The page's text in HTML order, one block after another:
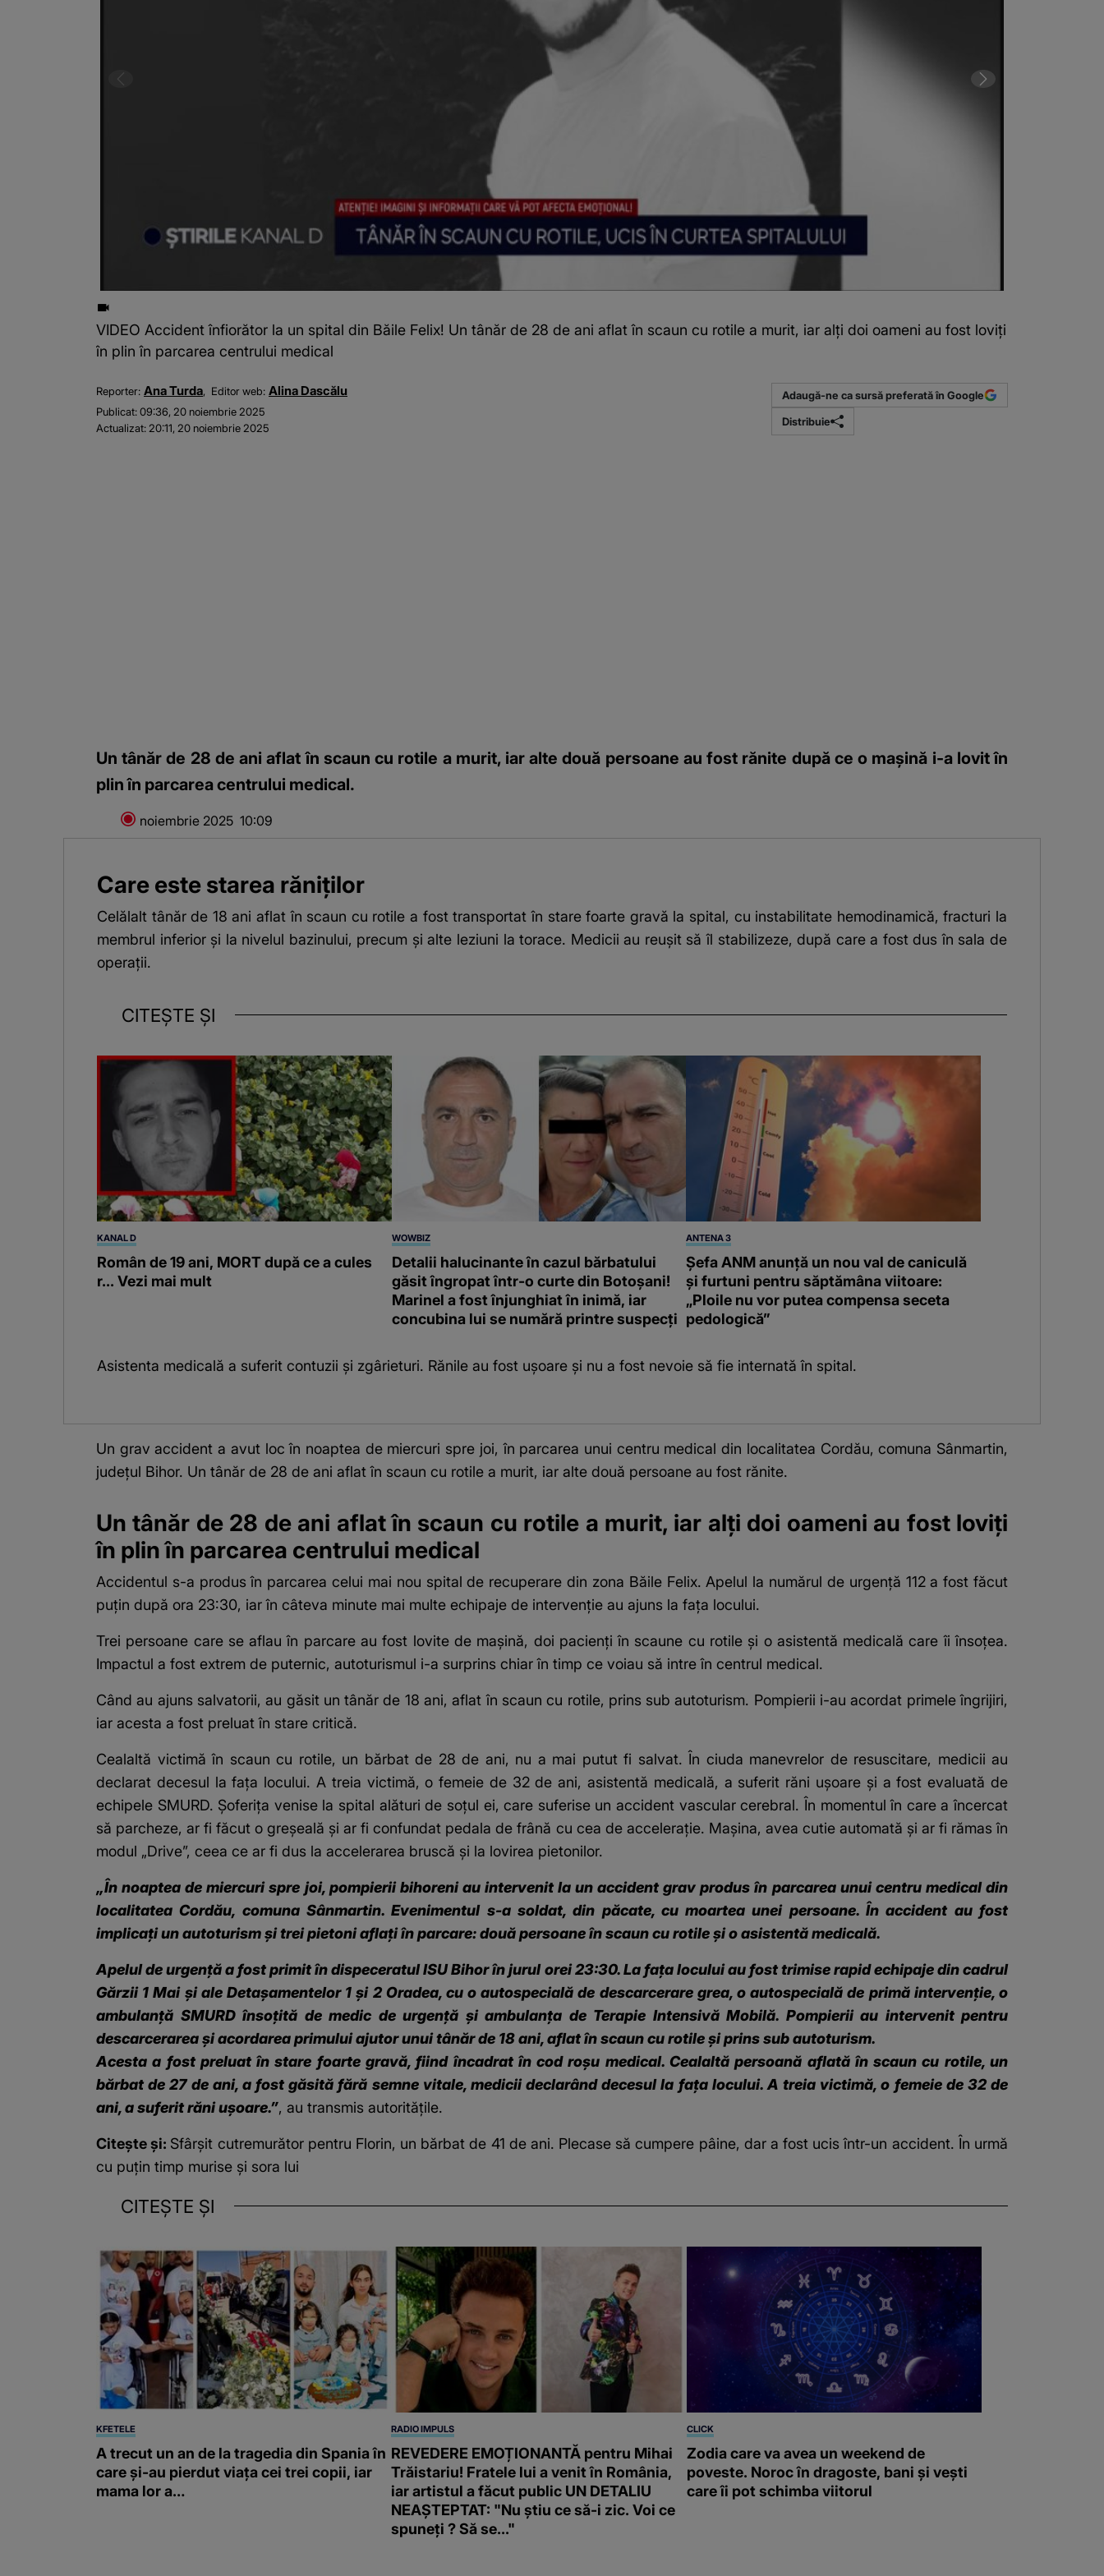
VIDEO Accident înfiorător la un spital din Băile Felix! Un tânăr de 28 de ani aflat în scaun cu rotile a murit, iar alți doi oameni au fost loviți
în plin în parcarea centrului medical
Reporter: Ana Turda Editor web: Alina Dascălu
Publicat:09:36, 20 noiembrie 2025
Actualizat:20:11, 20 noiembrie 2025
Adaugă-ne ca sursă preferată în Google
Distribuie
Un tânăr de 28 de ani aflat în scaun cu rotile a murit, iar alte două persoane au fost rănite după ce o mașină i-a lovit în
plin în parcarea centrului medical.
20 noiembrie 2025 10:09
Care este starea răniților
Celălalt tânăr de 18 ani aflat în scaun cu rotile a fost transportat în stare foarte gravă la spital, cu instabilitate hemodinamică, fracturi la
membrul inferior și la nivelul bazinului, precum și alte leziuni la torace. Medicii au reușit să îl stabilizeze, după care a fost dus în sala de
operații.
CITEȘTE ȘI
KANAL D
Român de 19 ani, MORT după ce a cules
r... Vezi mai mult
WOWBIZ
Detalii halucinante în cazul bărbatului
găsit îngropat într-o curte din Botoșani!
Marinel a fost înjunghiat în inimă, iar
concubina lui se numără printre suspecți
ANTENA 3
Șefa ANM anunță un nou val de caniculă
și furtuni pentru săptămâna viitoare:
„Ploile nu vor putea compensa seceta
pedologică”
Asistenta medicală a suferit contuzii și zgârieturi. Rănile au fost ușoare și nu a fost nevoie să fie internată în spital.
Un grav accident a avut loc în noaptea de miercuri spre joi, în parcarea unui centru medical din localitatea Cordău, comuna Sânmartin,
județul Bihor. Un tânăr de 28 de ani aflat în scaun cu rotile a murit, iar alte două persoane au fost rănite.
Un tânăr de 28 de ani aflat în scaun cu rotile a murit, iar alți doi oameni au fost loviți
în plin în parcarea centrului medical
Accidentul s-a produs în parcarea celui mai nou spital de recuperare din zona Băile Felix. Apelul la numărul de urgență 112 a fost făcut
puțin după ora 23:30, iar în câteva minute mai multe echipaje de intervenție au ajuns la fața locului.
Trei persoane care se aflau în parcare au fost lovite de mașină, doi pacienți în scaune cu rotile și o asistentă medicală care îi însoțea.
Impactul a fost extrem de puternic, autoturismul i-a surprins chiar în timp ce voiau să intre în centrul medical.
Când au ajuns salvatorii, au găsit un tânăr de 18 ani, aflat în scaun cu rotile, prins sub autoturism. Pompierii i-au acordat primele îngrijiri,
iar acesta a fost preluat în stare critică.
Cealaltă victimă în scaun cu rotile, un bărbat de 28 de ani, nu a mai putut fi salvat. În ciuda manevrelor de resuscitare, medicii au
declarat decesul la fața locului. A treia victimă, o femeie de 32 de ani, asistentă medicală, a suferit răni ușoare și a fost evaluată de
echipele SMURD. Șoferița venise la spital alături de soțul ei, care suferise un accident vascular cerebral. În momentul în care a încercat
să parcheze, ar fi făcut o greșeală și ar fi confundat pedala de frână cu cea de accelerație. Mașina, avea cutie automată și ar fi rămas în
modul „Drive”, ceea ce ar fi dus la accelerarea bruscă și la lovirea pietonilor.
„În noaptea de miercuri spre joi, pompierii bihoreni au intervenit la un accident grav produs în parcarea unui centru medical din
localitatea Cordău, comuna Sânmartin. Evenimentul s-a soldat, din păcate, cu moartea unei persoane. În accident au fost
implicați un autoturism și trei pietoni aflați în parcare: două persoane în scaun cu rotile și o asistentă medicală.
Apelul de urgență a fost primit în dispeceratul ISU Bihor în jurul orei 23:30. La fața locului au fost trimise rapid echipaje din cadrul
Gărzii 1 Mai și ale Detașamentelor 1 și 2 Oradea, cu o autospecială de descarcerare grea, o autospecială de primă intervenție, o
ambulanță SMURD însoțită de medic de urgență și ambulanța de Terapie Intensivă Mobilă. Pompierii au intervenit pentru
descarcerarea și acordarea primului ajutor unui tânăr de 18 ani, aflat în scaun cu rotile și prins sub autoturism.
Acesta a fost preluat în stare foarte gravă, fiind încadrat în cod roșu medical. Cealaltă persoană aflată în scaun cu rotile, un
bărbat de 27 de ani, a fost găsită fără semne vitale, medicii declarând decesul la fața locului. A treia victimă, o femeie de 32 de
ani, a suferit răni ușoare.”, au transmis autoritățile.
Citește și: Sfârșit cutremurător pentru Florin, un bărbat de 41 de ani. Plecase să cumpere pâine, dar a fost ucis într-un accident. În urmă
cu puțin timp murise și sora lui
CITEȘTE ȘI
KFETELE
A trecut un an de la tragedia din Spania în
care și-au pierdut viața cei trei copii, iar
mama lor a…
RADIO IMPULS
REVEDERE EMOȚIONANTĂ pentru Mihai
Trăistariu! Fratele lui a venit în România,
iar artistul a făcut public UN DETALIU
NEAȘTEPTAT: "Nu știu ce să-i zic. Voi ce
spuneți ? Să se..."
CLICK
Zodia care va avea un weekend de
poveste. Noroc în dragoste, bani și vești
care îi pot schimba viitorul